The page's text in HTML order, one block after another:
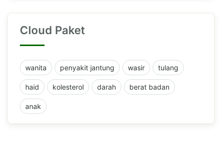
Cloud Paket
wanita penyakit jantung wasir tulang
haid kolesterol darah berat badan
anak